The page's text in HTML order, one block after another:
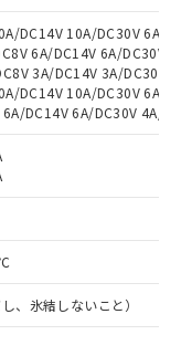
DC14V 10A/DC30V 6A/
6A/DC14V 6A/DC30V
3A/DC14V 3A/DC30V
DC14V 10A/DC30V 6A/
6A/DC14V 6A/DC30V 4A/
、氷結しないこと）
意のうえ
物質）の
な商品で
質）の非含
定のある
物質）の
を出す予
10物質）の